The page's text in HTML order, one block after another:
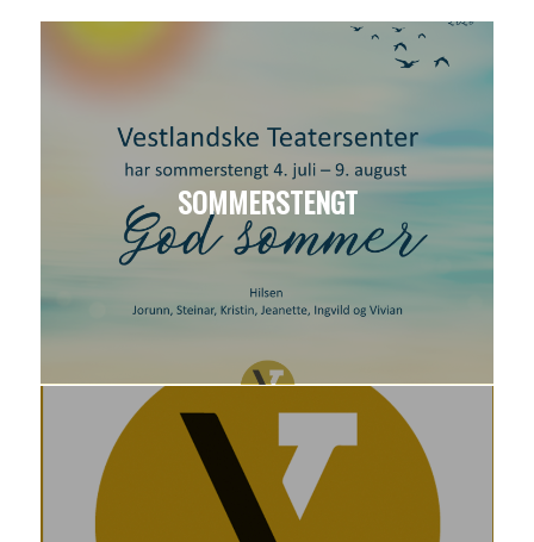
SOMMERSTENGT